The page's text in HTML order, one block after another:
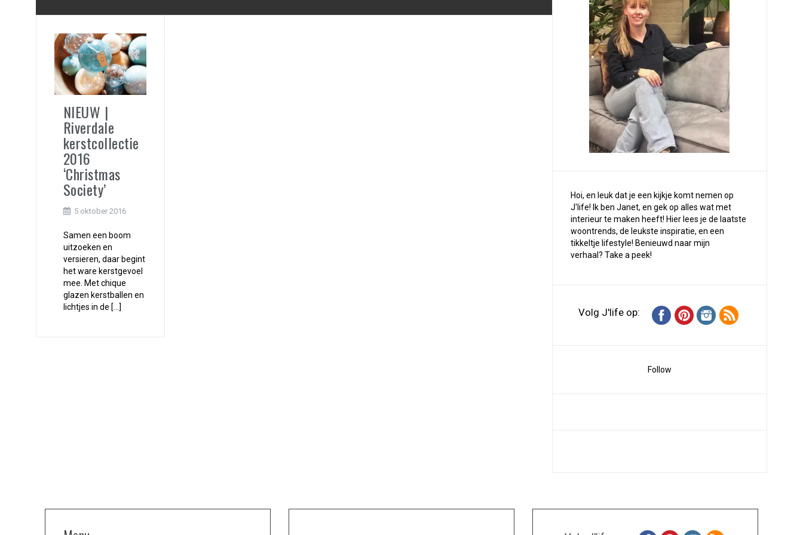
NIEUW |
Riverdale
kerstcollectie
2016
‘Christmas
Society’
5 oktober 2016
Samen een boom
uitzoeken en
versieren, daar begint
het ware kerstgevoel
mee. Met chique
glazen kerstballen en
lichtjes in de […]
Hoi, en leuk dat je een kijkje komt nemen op
J'life! Ik ben Janet, en gek op alles wat met
interieur te maken heeft! Hier lees je de laatste
woontrends, de leukste inspiratie, en een
tikkeltje lifestyle! Benieuwd naar mijn
verhaal? Take a peek!
Volg J'life op:
Follow